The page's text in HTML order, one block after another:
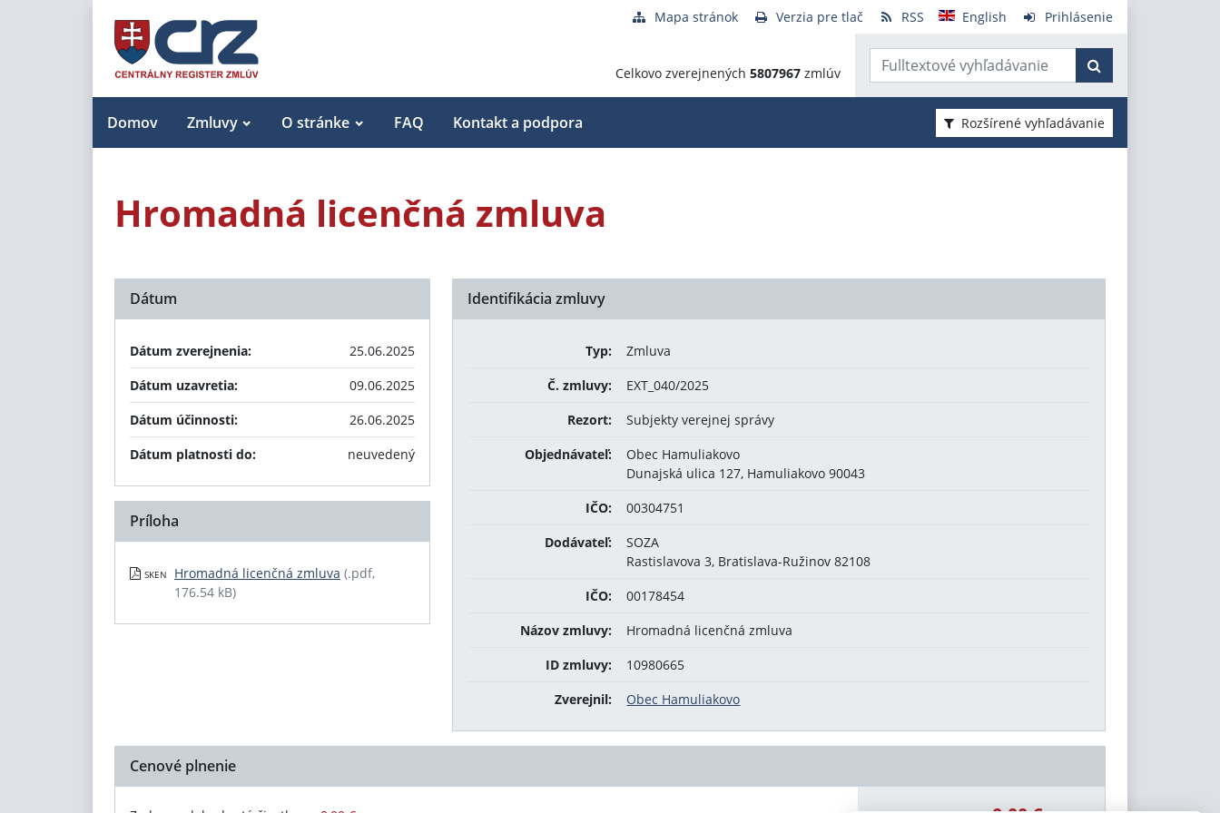
Mapa stránok Verzia pre tlač RSS English Prihlásenie
Celkovo zverejnených 5807967 zmlúv
Domov Zmluvy O stránke FAQ Kontakt a podpora Rozšírené vyhľadávanie
Hromadná licenčná zmluva
Identifikácia zmluvy
Typ:
Zmluva
Č. zmluvy:
EXT_040/2025
Rezort:
Subjekty verejnej správy
Objednávateľ:
Obec Hamuliakovo
Dunajská ulica 127, Hamuliakovo 90043
IČO:
00304751
Dodávateľ:
SOZA
Rastislavova 3, Bratislava-Ružinov 82108
IČO:
00178454
Názov zmluvy:
Hromadná licenčná zmluva
ID zmluvy:
10980665
Zverejnil:
Obec Hamuliakovo
Dátum
Dátum zverejnenia:
25.06.2025
Dátum uzavretia:
09.06.2025
Dátum účinnosti:
26.06.2025
Dátum platnosti do:
neuvedený
Príloha
SKEN Hromadná licenčná zmluva (.pdf,
176.54 kB)
Cenové plnenie